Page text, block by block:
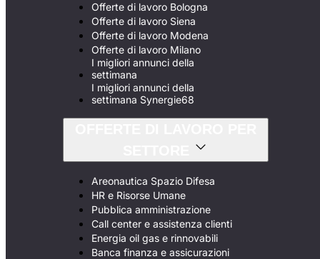
Offerte di lavoro Bologna
Offerte di lavoro Siena
Offerte di lavoro Modena
Offerte di lavoro Milano
I migliori annunci della
settimana
I migliori annunci della
settimana Synergie68
Areonautica Spazio Difesa
HR e Risorse Umane
Pubblica amministrazione
Call center e assistenza clienti
Energia oil gas e rinnovabili
Banca finanza e assicurazioni